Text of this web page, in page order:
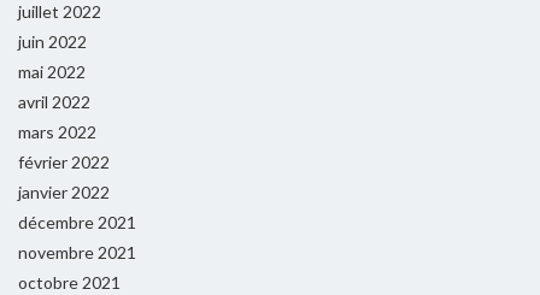
juillet 2022
juin 2022
mai 2022
avril 2022
mars 2022
février 2022
janvier 2022
décembre 2021
novembre 2021
octobre 2021